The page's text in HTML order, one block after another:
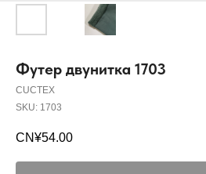
Футер двунитка 1703
CUCTEX
SKU: 1703
CN¥54.00